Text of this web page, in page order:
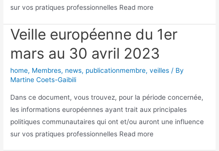
sur vos pratiques professionnelles Read more
Veille européenne du 1er
mars au 30 avril 2023
home, Membres, news, publicationmembre,veilles / By
Martine Coets-Gaibili
Dans ce document, vous trouvez, pour la période concernée,
les informations européennes ayant trait aux principales
politiques communautaires qui ont et/ou auront une influence
sur vos pratiques professionnelles Read more